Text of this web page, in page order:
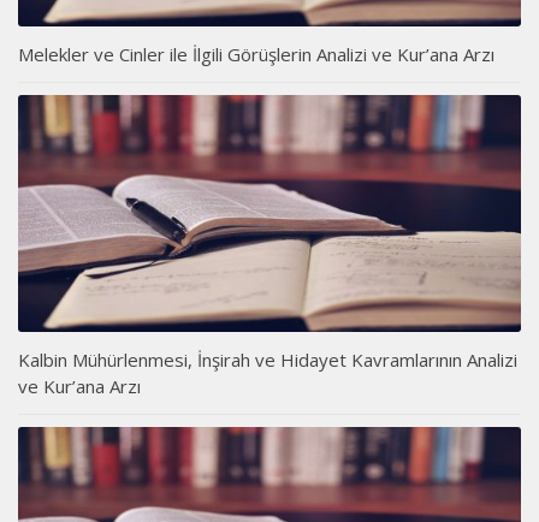
Melekler ve Cinler ile İlgili Görüşlerin Analizi ve Kur’ana Arzı
Kalbin Mühürlenmesi, İnşirah ve Hidayet Kavramlarının Analizi
ve Kur’ana Arzı